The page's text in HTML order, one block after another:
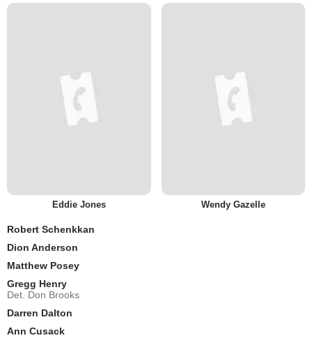
Eddie Jones Wendy Gazelle
Robert Schenkkan
Dion Anderson
Matthew Posey
Gregg Henry
Det. Don Brooks
Darren Dalton
Ann Cusack